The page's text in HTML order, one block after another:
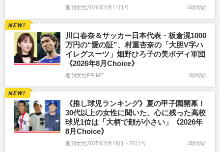
週刊女性2026年8月11日号 0時間前
川口春奈＆サッカー日本代表・板倉滉1000
万円の“愛の証”、村重杏奈の「大胆V字ハ
イレグスーツ」畑野ひろ子の美ボディ軍団
《2026年8月Choice》
週刊女性PRIME 1時間前
《推し球児ランキング》夏の甲子園開幕！
30代以上の女性に聞いた、心に残った高校
球児1位は「大柄で顔が小さい」《2026年
8月Choice》
週刊女性2025年8月19日・26日号 5時間前